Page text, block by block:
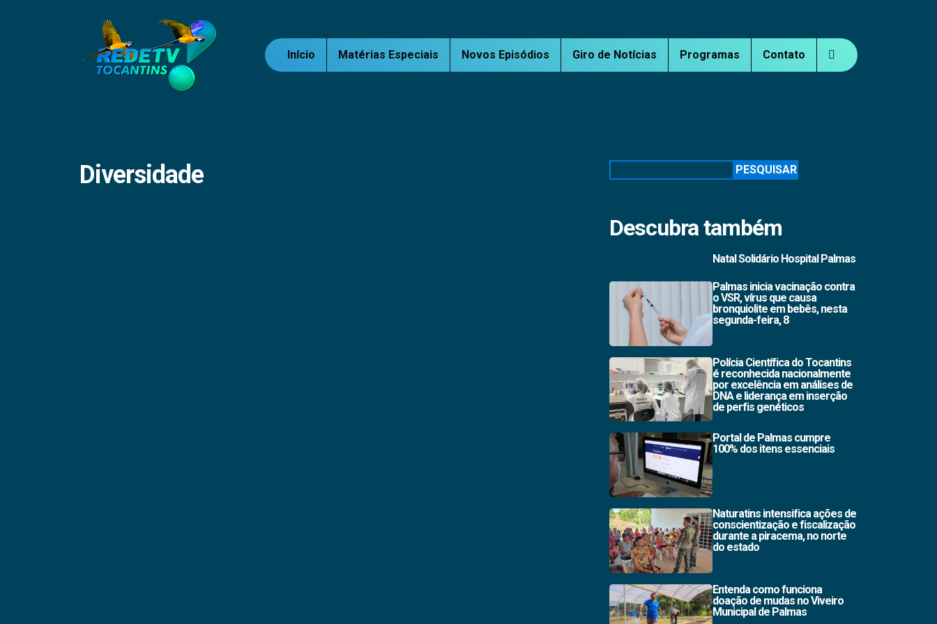
Início Matérias Especiais Novos Episódios Giro de Notícias Programas Contato
Diversidade PESQUISAR
Descubra também
Natal Solidário Hospital Palmas
Palmas inicia vacinação contra
o VSR, vírus que causa
bronquiolite em bebês, nesta
segunda-feira, 8
Polícia Científica do Tocantins
é reconhecida nacionalmente
por excelência em análises de
DNA e liderança em inserção
de perfis genéticos
Portal de Palmas cumpre
100% dos itens essenciais
Naturatins intensifica ações de
conscientização e fiscalização
durante a piracema, no norte
do estado
Entenda como funciona
doação de mudas no Viveiro
Municipal de Palmas